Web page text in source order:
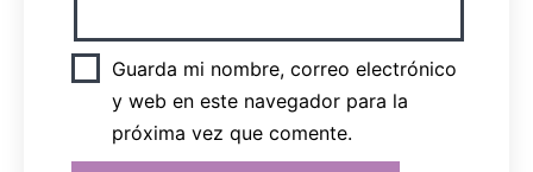
Guarda mi nombre, correo electrónico
y web en este navegador para la
próxima vez que comente.